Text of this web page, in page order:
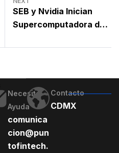
SEB y Nvidia Inician
Supercomputadora de
Necesito
Ayuda
comunica
cion@pun
tofintech.
Contacto
CDMX